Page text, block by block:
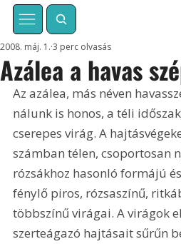
Azálea a havas
2008. máj. 1. 3 perc olvasás
Az azálea, más néven
nálunk is honos, a téli
cserepes virág. A
számban télen, csoportosan
rózsákhoz hasonló formájú
fénylő piros, rózsaszínű,
többszínű virágai. A virágok
szerteágazó hajtásait sűrűn